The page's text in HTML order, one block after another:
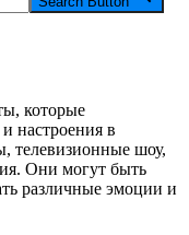
которые
настроения в
телевизионные шоу,
Они могут быть
различные эмоции и